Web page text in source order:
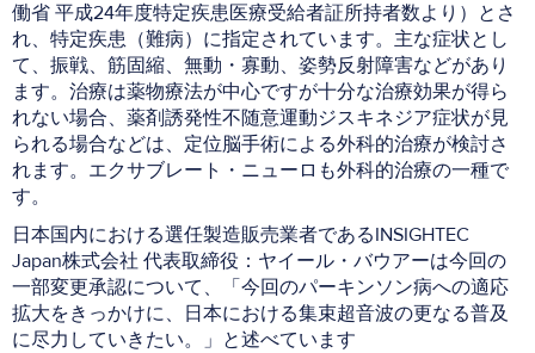
働省 平成24年度特定疾患医療受給者証所持者数より）とさ
れ、特定疾患（難病）に指定されています。主な症状とし
て、振戦、筋固縮、無動・寡動、姿勢反射障害などがあり
ます。治療は薬物療法が中心ですが十分な治療効果が得ら
れない場合、薬剤誘発性不随意運動ジスキネジア症状が見
られる場合などは、定位脳手術による外科的治療が検討さ
れます。エクサブレート・ニューロも外科的治療の一種で
す。
日本国内における選任製造販売業者であるINSIGHTEC
Japan株式会社 代表取締役：ヤイール・バウアーは今回の
一部変更承認について、「今回のパーキンソン病への適応
拡大をきっかけに、日本における集束超音波の更なる普及
に尽力していきたい。」と述べています